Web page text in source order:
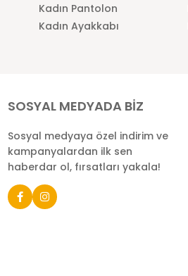
Kadın Pantolon
Kadın Ayakkabı
SOSYAL MEDYADA BİZ
Sosyal medyaya özel indirim ve
kampanyalardan ilk sen
haberdar ol, fırsatları yakala!